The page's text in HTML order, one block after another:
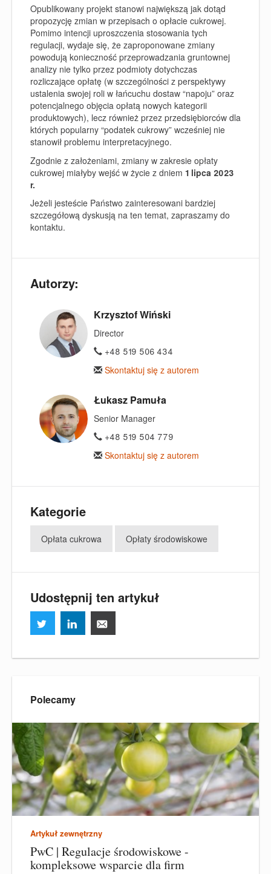
Opublikowany projekt stanowi największą jak dotąd
propozycję zmian w przepisach o opłacie cukrowej.
Pomimo intencji uproszczenia stosowania tych
regulacji, wydaje się, że zaproponowane zmiany
powodują konieczność przeprowadzania gruntownej
analizy nie tylko przez podmioty dotychczas
rozliczające opłatę (w szczególności z perspektywy
ustalenia swojej roli w łańcuchu dostaw “napoju” oraz
potencjalnego objęcia opłatą nowych kategorii
produktowych), lecz również przez przedsiębiorców dla
których popularny “podatek cukrowy” wcześniej nie
stanowił problemu interpretacyjnego.
Zgodnie z założeniami, zmiany w zakresie opłaty
cukrowej miałyby wejść w życie z dniem 1 lipca 2023
r.
Jeżeli jesteście Państwo zainteresowani bardziej
szczegółową dyskusją na ten temat, zapraszamy do
kontaktu.
Autorzy:
Krzysztof Wiński
Director
+48 519 506 434
Skontaktuj się z autorem
Łukasz Pamuła
Senior Manager
+48 519 504 779
Skontaktuj się z autorem
Kategorie
Opłata cukrowa Opłaty środowiskowe
Udostępnij ten artykuł
Polecamy
Artykuł zewnętrzny
PwC | Regulacje środowiskowe -
kompleksowe wsparcie dla firm